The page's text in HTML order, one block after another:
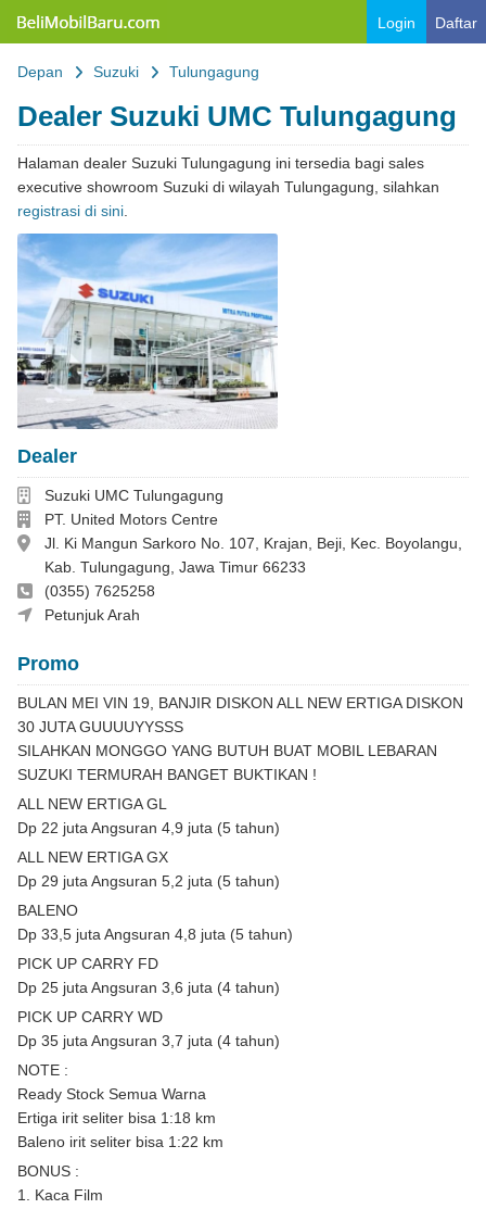
Login Daftar
Depan Suzuki Tulungagung
Dealer Suzuki UMC Tulungagung
Halaman dealer Suzuki Tulungagung ini tersedia bagi sales
executive showroom Suzuki di wilayah Tulungagung, silahkan
registrasi di sini
Dealer
Dealer
Suzuki UMC Tulungagung
Perusahaan
PT. United Motors Centre
Alamat
Jl. Ki Mangun Sarkoro No. 107, Krajan, Beji, Kec. Boyolangu,
Kab. Tulungagung, Jawa Timur 66233
Telepon
(0355) 7625258
April 08113780411
Petunjuk Arah
Promo
BULAN MEI VIN 19, BANJIR DISKON ALL NEW ERTIGA DISKON
30 JUTA GUUUUYYSSS
SILAHKAN MONGGO YANG BUTUH BUAT MOBIL LEBARAN
SUZUKI TERMURAH BANGET BUKTIKAN !
ALL NEW ERTIGA GL
Dp 22 juta Angsuran 4,9 juta (5 tahun)
ALL NEW ERTIGA GX
Dp 29 juta Angsuran 5,2 juta (5 tahun)
BALENO
Dp 33,5 juta Angsuran 4,8 juta (5 tahun)
PICK UP CARRY FD
Dp 25 juta Angsuran 3,6 juta (4 tahun)
PICK UP CARRY WD
Dp 35 juta Angsuran 3,7 juta (4 tahun)
NOTE :
Ready Stock Semua Warna
Ertiga irit seliter bisa 1:18 km
Baleno irit seliter bisa 1:22 km
BONUS :
1. Kaca Film